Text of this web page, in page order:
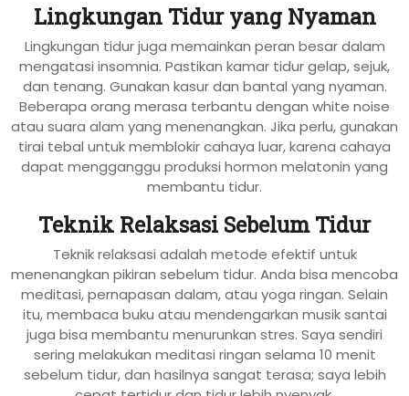
Lingkungan Tidur yang Nyaman
Lingkungan tidur juga memainkan peran besar dalam
mengatasi insomnia. Pastikan kamar tidur gelap, sejuk,
dan tenang. Gunakan kasur dan bantal yang nyaman.
Beberapa orang merasa terbantu dengan white noise
atau suara alam yang menenangkan. Jika perlu, gunakan
tirai tebal untuk memblokir cahaya luar, karena cahaya
dapat mengganggu produksi hormon melatonin yang
membantu tidur.
Teknik Relaksasi Sebelum Tidur
Teknik relaksasi adalah metode efektif untuk
menenangkan pikiran sebelum tidur. Anda bisa mencoba
meditasi, pernapasan dalam, atau yoga ringan. Selain
itu, membaca buku atau mendengarkan musik santai
juga bisa membantu menurunkan stres. Saya sendiri
sering melakukan meditasi ringan selama 10 menit
sebelum tidur, dan hasilnya sangat terasa; saya lebih